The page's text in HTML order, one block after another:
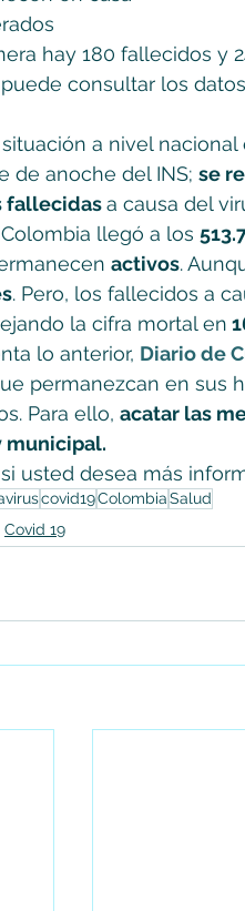
hay 180 fallecidos y
consultar los
a nivel
de anoche del INS; se
fallecidas a causa del
llegó a los
activos.
. Pero, los fallecidos a
la cifra mortal en
lo anterior, Diario de
permanezcan en sus
Para ello, acatar las
municipal.
usted desea más
covid19ColombiaSalud
Covid 19